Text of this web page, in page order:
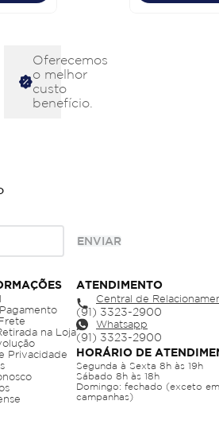
Oferecemos
o melhor
custo
benefício.
ENVIAR
na Loja
Privacidade
ATENDIMENTO
Central de
Whatsapp
HORÁRIO DE
Segunda à Sexta 8h às 19h
Sábado 8h às 18h
Domingo: fechado (exceto
campanhas)